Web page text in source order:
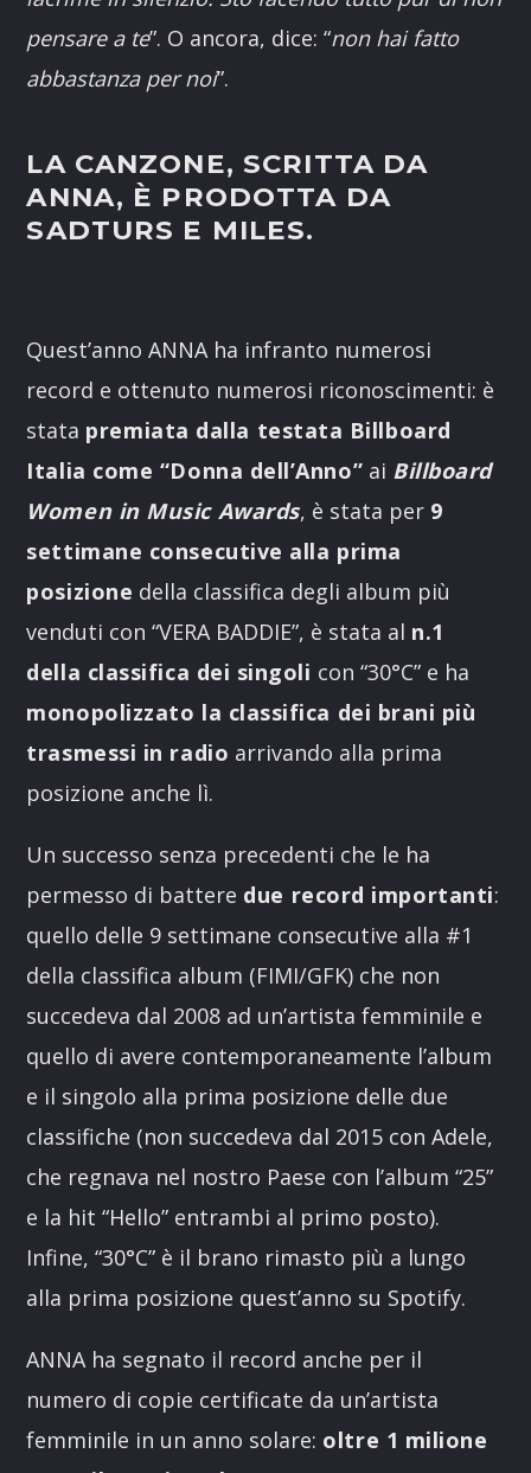
pensare a te”. O ancora, dice: “non hai fatto
abbastanza per noi”.
LA CANZONE, SCRITTA DA
ANNA, È PRODOTTA DA
SADTURS E MILES.
Quest’anno ANNA ha infranto numerosi
record e ottenuto numerosi riconoscimenti: è
stata premiata dalla testata Billboard
Italia come “Donna dell’Anno” ai Billboard
Women in Music Awards, è stata per 9
settimane consecutive alla prima
posizione della classifica degli album più
venduti con “VERA BADDIE”, è stata al n.1
della classifica dei singoli con “30°C” e ha
monopolizzato la classifica dei brani più
trasmessi in radio arrivando alla prima
posizione anche lì.
Un successo senza precedenti che le ha
permesso di battere due record importanti:
quello delle 9 settimane consecutive alla #1
della classifica album (FIMI/GFK) che non
succedeva dal 2008 ad un’artista femminile e
quello di avere contemporaneamente l’album
e il singolo alla prima posizione delle due
classifiche (non succedeva dal 2015 con Adele,
che regnava nel nostro Paese con l’album “25”
e la hit “Hello” entrambi al primo posto).
Infine, “30°C” è il brano rimasto più a lungo
alla prima posizione quest’anno su Spotify.
ANNA ha segnato il record anche per il
numero di copie certificate da un’artista
femminile in un anno solare: oltre 1 milione